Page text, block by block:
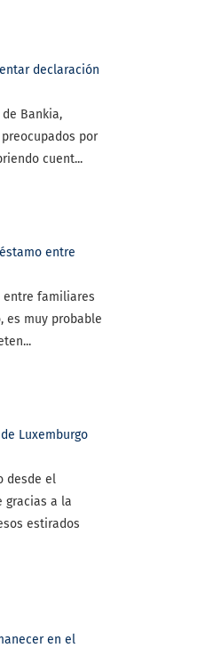
declaración
Bankia,
por
cuent...
entre
entre familiares
es muy probable
Luxemburgo
desde el
gracias a la
estirados
en el